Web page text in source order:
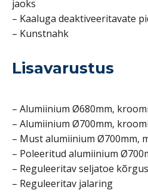
jaoks
– Kaaluga deaktiveeritavate
– Kunstnahk
Lisavarustus
– Alumiinium Ø680mm,
– Alumiinium Ø700mm,
– Must alumiinium Ø700mm,
– Poleeritud alumiinium
– Reguleeritav seljatoe kõrgus
– Reguleeritav jalaring